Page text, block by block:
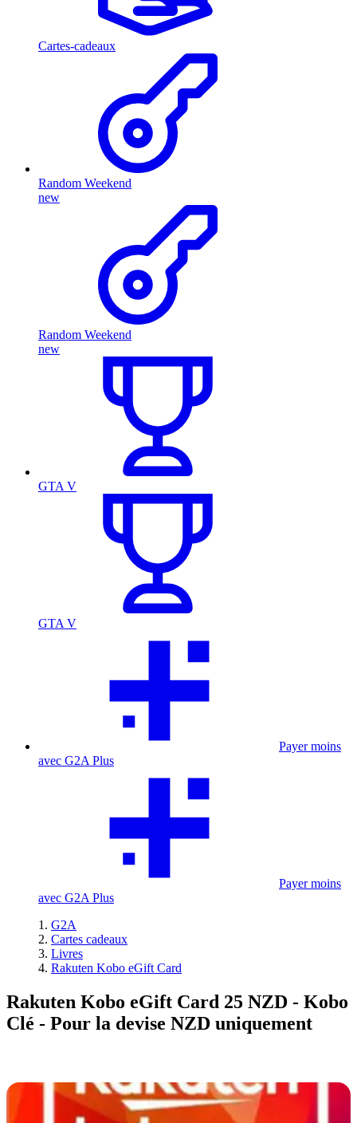
Cartes-cadeaux
Random Weekend
new
Random Weekend
new
GTA V
GTA V
Payer moins
avec G2A Plus
Payer moins
avec G2A Plus
G2A
Cartes cadeaux
Livres
Rakuten Kobo eGift Card
Rakuten Kobo eGift Card 25 NZD - Kobo
Clé - Pour la devise NZD uniquement